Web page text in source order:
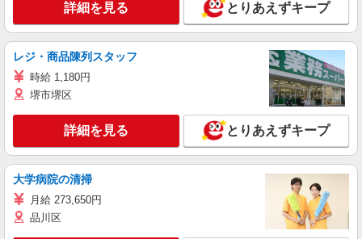
詳細を見る とりあえずキープ
レジ・商品陳列スタッフ
時給 1,180円
堺市堺区
詳細を見る とりあえずキープ
大学病院の清掃
月給 273,650円
品川区